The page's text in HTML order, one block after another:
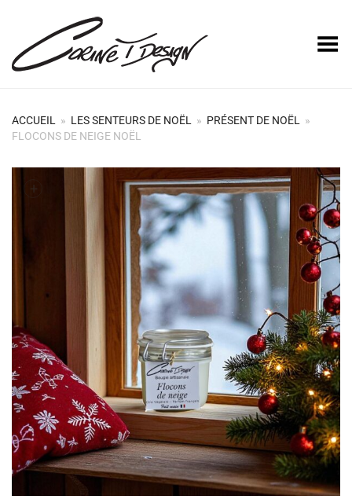
Basculer le menu
ACCUEIL » LES SENTEURS DE NOËL » PRÉSENT DE NOËL
»
FLOCONS DE NEIGE NOËL
+